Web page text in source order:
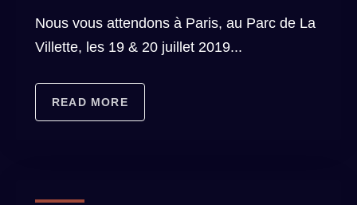
Nous vous attendons à Paris, au Parc de La
Villette, les 19 & 20 juillet 2019...
READ MORE